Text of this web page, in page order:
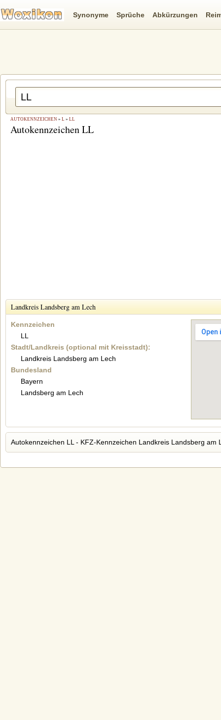
AUTOKENNZEICHEN » L » LL
Autokennzeichen LL
Landkreis Landsberg am Lech
Kennzeichen
LL
Stadt/Landkreis (optional mit Kreisstadt):
Landkreis Landsberg am Lech
Bundesland
Bayern
Landsberg am Lech
Autokennzeichen LL - KFZ-Kennzeichen Landkreis Landsberg am
Synonyme Sprüche Abkürzungen